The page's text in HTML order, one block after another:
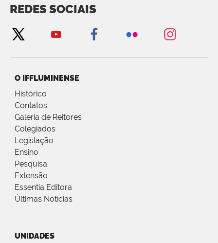
REDES SOCIAIS
O IFFLUMINENSE
Histórico
Contatos
Galeria de Reitores
Colegiados
Legislação
Ensino
Pesquisa
Extensão
Essentia Editora
Últimas Notícias
UNIDADES